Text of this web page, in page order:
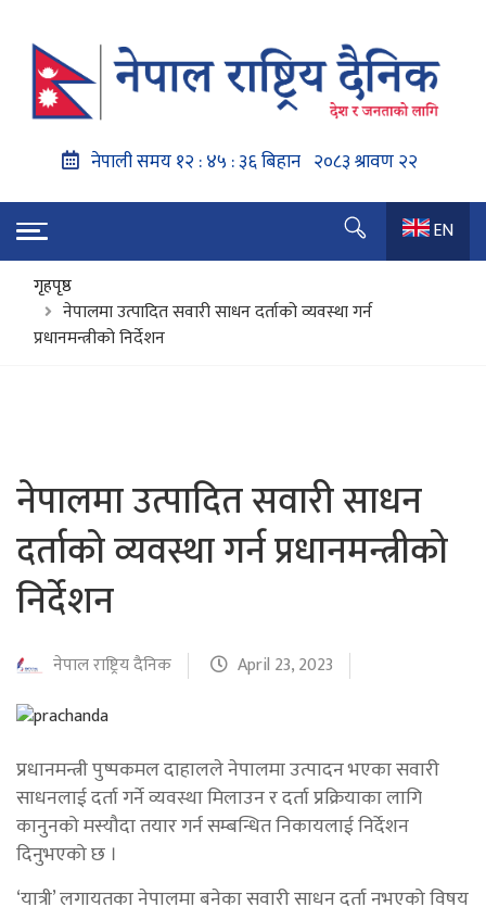
EN
गृहपृष्ठ
नेपालमा उत्पादित सवारी साधन दर्ताको व्यवस्था गर्न
प्रधानमन्त्रीको निर्देशन
नेपालमा उत्पादित सवारी साधन
दर्ताको व्यवस्था गर्न प्रधानमन्त्रीको
निर्देशन
नेपाल राष्ट्रिय दैनिक April 23, 2023
प्रधानमन्त्री पुष्पकमल दाहालले नेपालमा उत्पादन भएका सवारी
साधनलाई दर्ता गर्ने व्यवस्था मिलाउन र दर्ता प्रक्रियाका लागि
कानुनको मस्यौदा तयार गर्न सम्बन्धित निकायलाई निर्देशन
दिनुभएको छ ।
‘यात्री’ लगायतका नेपालमा बनेका सवारी साधन दर्ता नभएको विषय